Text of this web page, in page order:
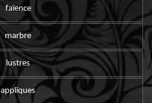
faïence
marbre
lustres
appliques